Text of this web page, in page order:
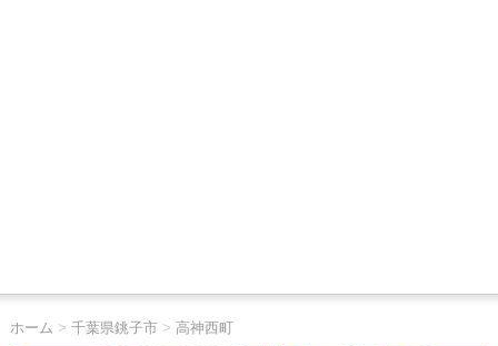
ホーム > 千葉県銚子市> 高神西町